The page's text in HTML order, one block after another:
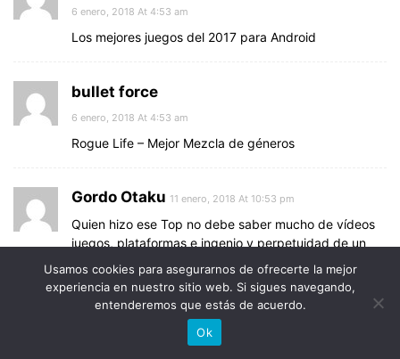
6 enero, 2018 At 4:53 am
Los mejores juegos del 2017 para Android
bullet force
6 enero, 2018 At 4:53 am
Rogue Life – Mejor Mezcla de géneros
Gordo Otaku 11 enero, 2018 At 10:53 pm
Quien hizo ese Top no debe saber mucho de vídeos
juegos, plataformas e ingenio y perpetuidad de un
juego que son los tres elementos básicos para que
sea bueno. Saludos!!!
Los mejores juegos del 2018 para Android
- Blog Uptodown.com - La Erupcion
Usamos cookies para asegurarnos de ofrecerte la mejor
experiencia en nuestro sitio web. Si sigues navegando,
entenderemos que estás de acuerdo.
Ok